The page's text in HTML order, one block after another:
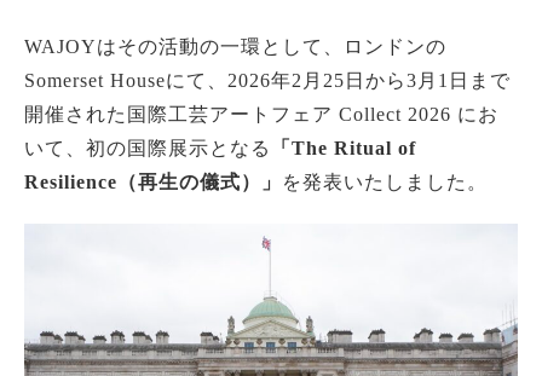
WAJOYはその活動の一環として、ロンドンの
Somerset Houseにて、2026年2月25日から3月1日まで
開催された国際工芸アートフェア Collect 2026 にお
いて、初の国際展示となる
「The Ritual of
Resilience（再生の儀式）」
を発表いたしました。